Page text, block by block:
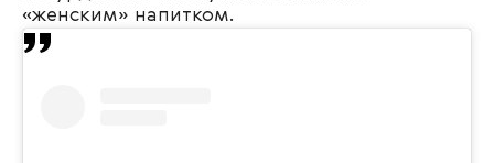
«женским» напитком.